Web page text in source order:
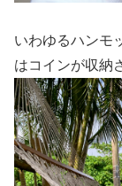
いわゆるハンモ
はコインが収納